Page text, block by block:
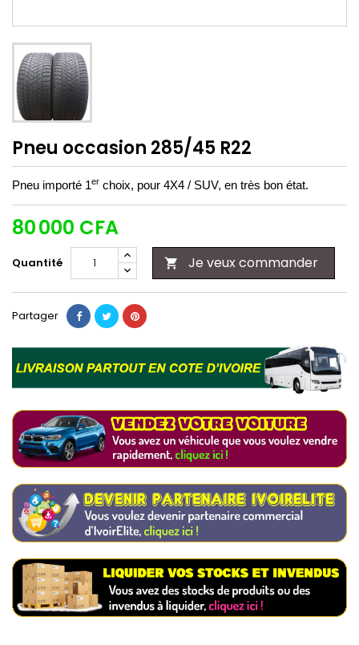
Pneu occasion 285/45 R22
Pneu importé 1er choix, pour 4X4 / SUV, en très bon état.
80 000 CFA
Quantité  Je veux commander
Partager